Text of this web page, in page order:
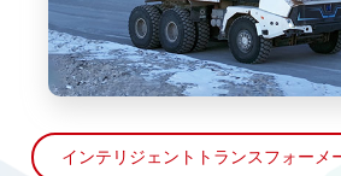
インテリジェントトランスフォーメ